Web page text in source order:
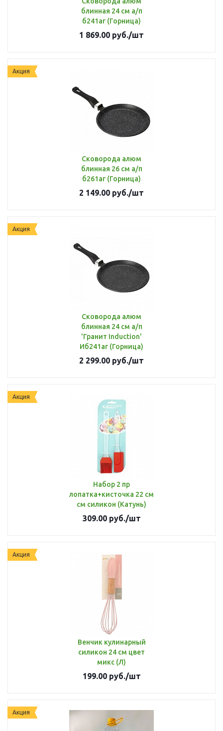
блинная 24 см а/п
б241аг (Горница)
1 869.00 руб./шт
Акция
Сковорода алюм
блинная 26 см а/п
б261аг (Горница)
2 149.00 руб./шт
Акция
Сковорода алюм
блинная 24 см а/п
'Гранит Induction'
Иб241аг (Горница)
2 299.00 руб./шт
Акция
Набор 2 пр
лопатка+кисточка 22 см
см силикон (Катунь)
309.00руб./шт
Акция
Венчик кулинарный
силикон 24 см цвет
микс (Л)
199.00руб./шт
Акция